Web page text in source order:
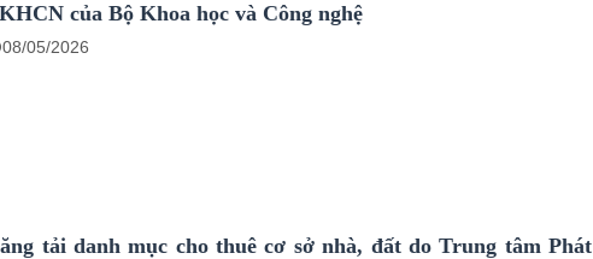
của Bộ Khoa học và Công nghệ
08/05/2026
tải danh mục cho thuê cơ sở nhà, đất do Trung tâm Phát